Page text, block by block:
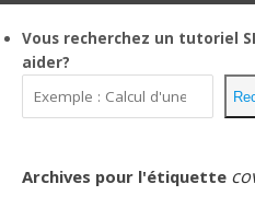
Vous recherchez un tutoriel
aider?
Archives pour l'étiquette